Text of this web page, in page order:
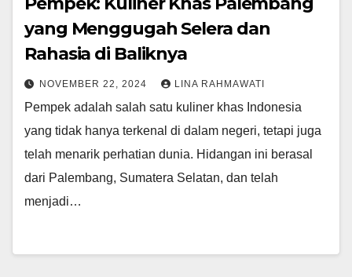
yang Menggugah Selera dan
Rahasia di Baliknya
NOVEMBER 22, 2024 LINA RAHMAWATI
Pempek adalah salah satu kuliner khas Indonesia
yang tidak hanya terkenal di dalam negeri, tetapi juga
telah menarik perhatian dunia. Hidangan ini berasal
dari Palembang, Sumatera Selatan, dan telah
menjadi…